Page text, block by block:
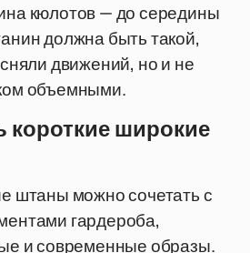
кюлотов — до середины
должна быть такой,
движений, но и не
объемными.
короткие широкие
штаны можно сочетать с
гардероба,
и современные образы.